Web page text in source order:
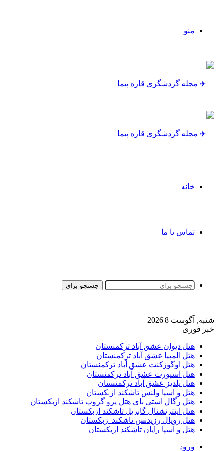
منو
خانه
تماس با ما
جستجو برای
شنبه, آگوست 8 2026
خبر فوری
هتل دیوان عشق آباد ترکمنستان
هتل المپیا عشق آباد ترکمنستان
هتل اوگوزکنت عشق آباد ترکمنستان
هتل اسپورت عشق آباد ترکمنستان
هتل یلدیز عشق آباد ترکمنستان
هتل و اسپا ولنس تاشکند ازبکستان
هتل رگال استی بای هتل پرو گروپ تاشکند ازبکستان
هتل اینترنشنال گابریل تاشکند ازبکستان
هتل رویال رزیدنس تاشکند ازبکستان
هتل و اسپا رایان تاشکند ازبکستان
ورود